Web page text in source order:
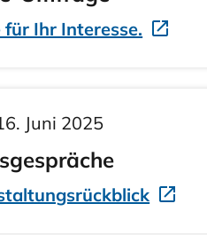
für Ihr Interesse.
Juni 2025